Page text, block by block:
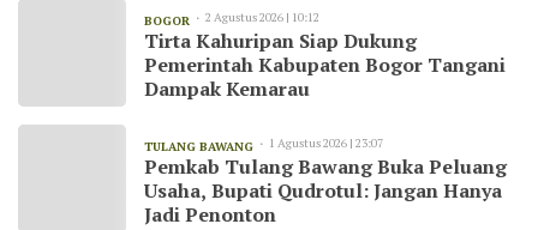
BOGOR 2 Agustus 2026 | 10:12
Tirta Kahuripan Siap Dukung
Pemerintah Kabupaten Bogor Tangani
Dampak Kemarau
TULANG BAWANG 1 Agustus 2026 | 23:07
Pemkab Tulang Bawang Buka Peluang
Usaha, Bupati Qudrotul: Jangan Hanya
Jadi Penonton